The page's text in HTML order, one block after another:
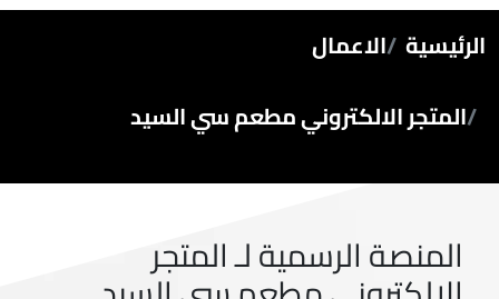
الرئيسية الاعمال
المتجر الالكتروني مطعم سي السيد
المنصة الرسمية لـ المتجر